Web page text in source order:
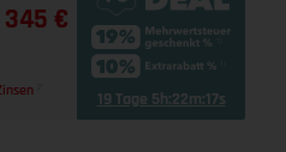
345 €
19 Tage 5h:22m:16s